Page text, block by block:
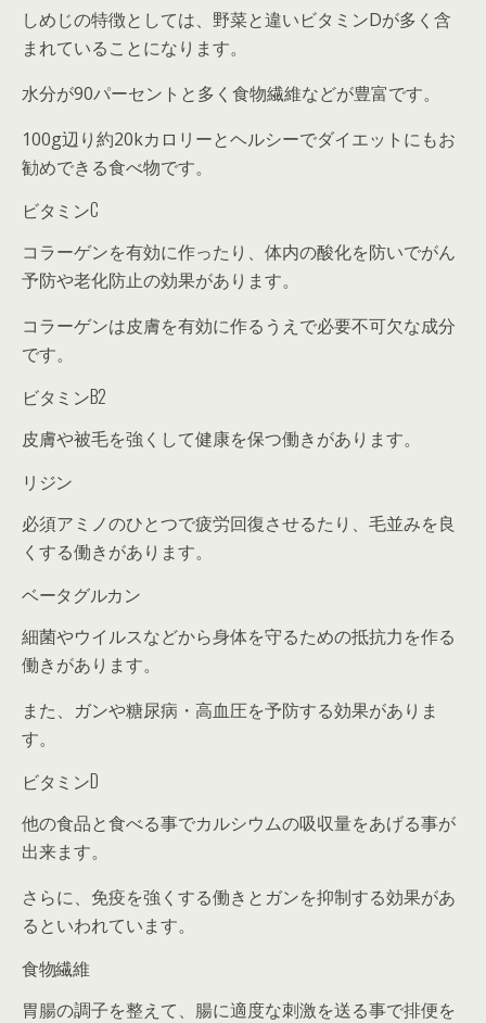
しめじの特徴としては、野菜と違いビタミンDが多く含
まれていることになります。
水分が90パーセントと多く食物繊維などが豊富です。
100g辺り約20kカロリーとヘルシーでダイエットにもお
勧めできる食べ物です。
ビタミンC
コラーゲンを有効に作ったり、体内の酸化を防いでがん
予防や老化防止の効果があります。
コラーゲンは皮膚を有効に作るうえで必要不可欠な成分
です。
ビタミンB2
皮膚や被毛を強くして健康を保つ働きがあります。
リジン
必須アミノのひとつで疲労回復させるたり、毛並みを良
くする働きがあります。
ベータグルカン
細菌やウイルスなどから身体を守るための抵抗力を作る
働きがあります。
また、ガンや糖尿病・高血圧を予防する効果がありま
す。
ビタミンD
他の食品と食べる事でカルシウムの吸収量をあげる事が
出来ます。
さらに、免疫を強くする働きとガンを抑制する効果があ
るといわれています。
食物繊維
胃腸の調子を整えて、腸に適度な刺激を送る事で排便を